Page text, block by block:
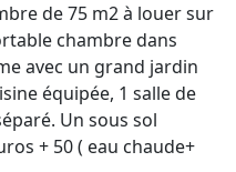
de 75 m2 à louer sur
chambre dans
avec un grand jardin
équipée, 1 salle de
Un sous sol
+ 50 ( eau chaude+